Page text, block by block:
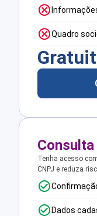
Quadro
Tenha acesso
CNPJ e reduza
Dados